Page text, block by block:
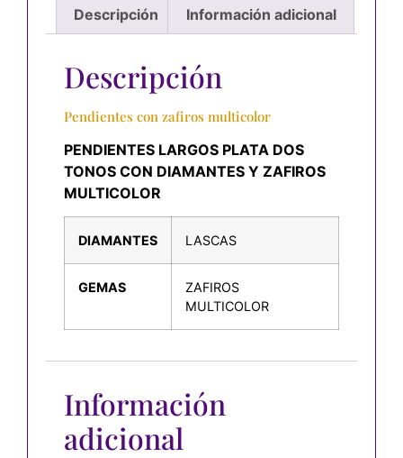
Descripción Información adicional
Descripción
Pendientes con zafiros multicolor
PENDIENTES LARGOS PLATA DOS
TONOS CON DIAMANTES Y ZAFIROS
MULTICOLOR
DIAMANTES LASCAS
GEMAS
ZAFIROS
MULTICOLOR
Información
adicional